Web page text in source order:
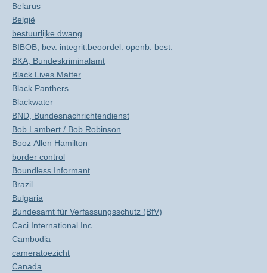
Belarus
België
bestuurlijke dwang
BIBOB, bev. integrit.beoordel. openb. best.
BKA, Bundeskriminalamt
Black Lives Matter
Black Panthers
Blackwater
BND, Bundesnachrichtendienst
Bob Lambert / Bob Robinson
Booz Allen Hamilton
border control
Boundless Informant
Brazil
Bulgaria
Bundesamt für Verfassungsschutz (BfV)
Caci International Inc.
Cambodia
cameratoezicht
Canada